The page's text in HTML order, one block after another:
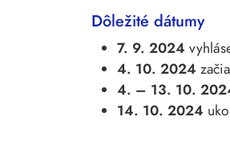
Dôležité dátumy
7. 9. 2024
4. 10. 2024
4. – 13. 10.
14. 10. 2024